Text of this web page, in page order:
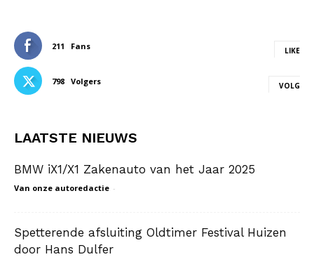
211 Fans LIKE
798 Volgers VOLG
LAATSTE NIEUWS
BMW iX1/X1 Zakenauto van het Jaar 2025
Van onze autoredactie -
Spetterende afsluiting Oldtimer Festival Huizen
door Hans Dulfer